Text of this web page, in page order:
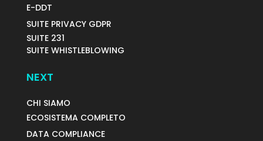
E-DDT
SUITE PRIVACY GDPR
SUITE 231
SUITE WHISTLEBLOWING
NEXT
CHI SIAMO
ECOSISTEMA COMPLETO
DATA COMPLIANCE